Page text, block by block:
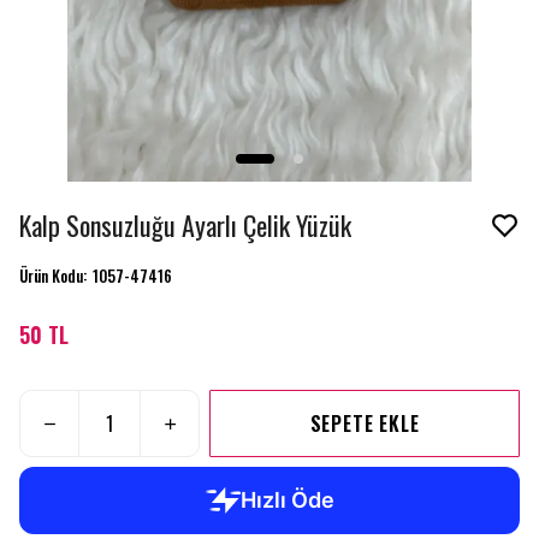
Kalp Sonsuzluğu Ayarlı Çelik Yüzük
Ürün Kodu: 1057-47416
50 TL
SEPETE EKLE